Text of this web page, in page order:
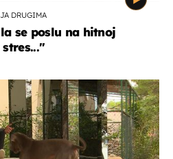
DRUGIMA
se poslu na hitnoj